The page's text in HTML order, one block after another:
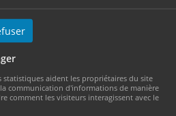
statistiques aident les propriétaires du site
communication d'informations de manière
comment les visiteurs interagissent avec le
de contact</a>